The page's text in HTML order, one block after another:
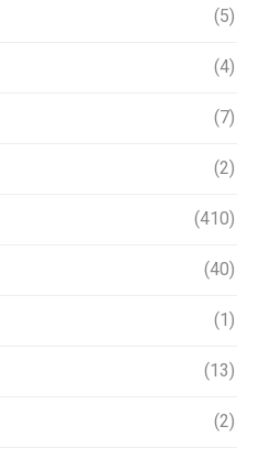
(5)
(4)
(7)
(2)
(410)
(40)
(1)
(13)
(2)